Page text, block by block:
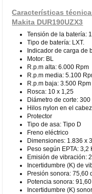
Características
Makita DUR190UZX3
Tensión de la batería:
Tipo de batería: LXT.
Indicador de carga de
Motor: BL
R.p.m alta: 6.000 Rpm
R.p.m media: 5.100
R.p.m baja: 3.500 Rpm
Rosca: 10 x 1,25
Diámetro de corte: 300
Hilos nylon en el
Protector
Tipo de asa: Tipo D
Freno eléctrico
Dimensiones: 1.836 x
Peso según EPTA: 3,2
Emisión de vibración:
Incertidumbre (K) de
Presión sonora: 75,60
Potencia sonora:
Incertidumbre (K)